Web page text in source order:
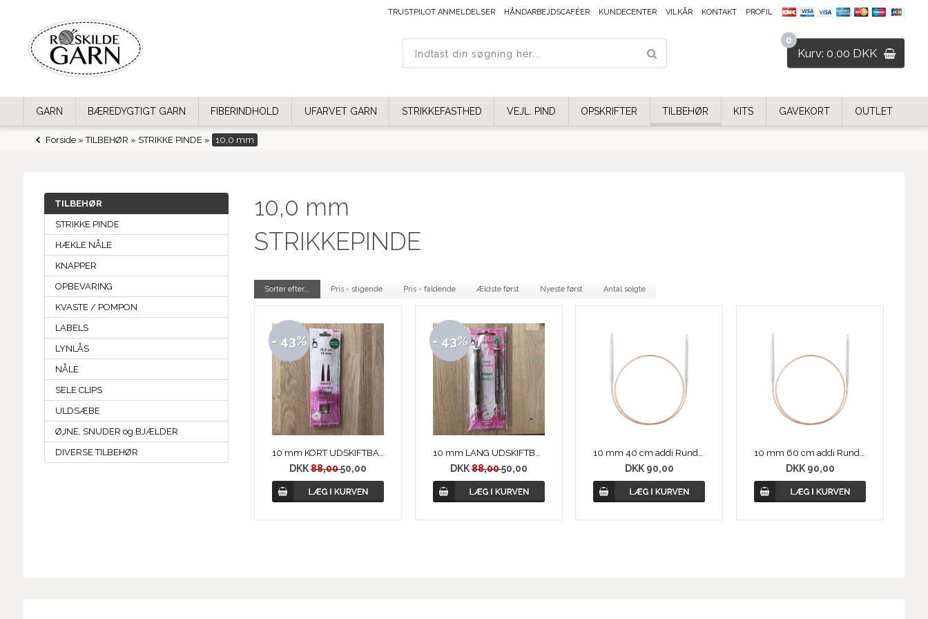
0
Kurv: 0,00 DKK
TRUSTPILOT ANMELDELSER HÅNDARBEJDSCAFÉER KUNDECENTER VILKÅR KONTAKT PROFIL
GARN BÆREDYGTIGT GARN FIBERINDHOLD UFARVET GARN STRIKKEFASTHED VEJL. PIND OPSKRIFTER TILBEHØR KITS GAVEKORT OUTLET
Forside»TILBEHØR » STRIKKE PINDE» 10,0 mm
TILBEHØR
STRIKKE PINDE
HÆKLE NÅLE
KNAPPER
OPBEVARING
KVASTE / POMPON
LABELS
LYNLÅS
NÅLE
SELE CLIPS
ULDSÆBE
ØJNE, SNUDER og BJÆLDER
DIVERSE TILBEHØR
10,0 mm
STRIKKEPINDE
Sorter efter... Pris - stigende Pris - faldende Ældste først Nyeste først Antal solgte
- 43%
10 mm KORT UDSKIFTBARE RUNDPIND, PERFECT fra PONY
DKK88,0050,00
- 43%
10 mm LANG UDSKIFTBARE RUNDPIND, PERFECT fra PONY
DKK88,0050,00
10 mm 40 cm addi Rundpind, Messing
DKK 90,00
10 mm 60 cm addi Rundpind, Messing
DKK 90,00